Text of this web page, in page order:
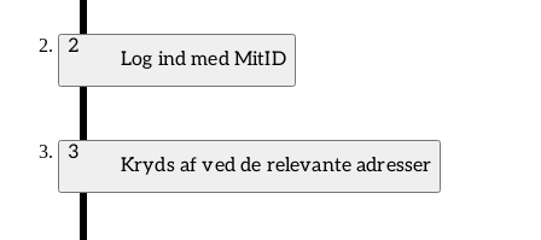
2
Log ind med MitID
3
Kryds af ved de relevante adresser